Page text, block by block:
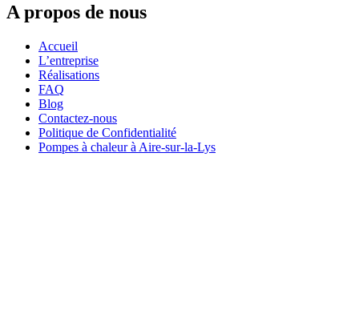
A propos de nous
Accueil
L’entreprise
Réalisations
FAQ
Blog
Contactez-nous
Politique de Confidentialité
Pompes à chaleur à Aire-sur-la-Lys